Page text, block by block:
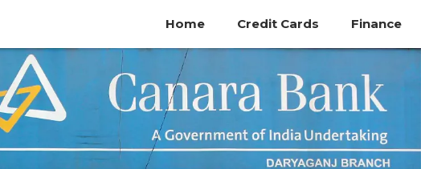
Home Credit Cards Finance